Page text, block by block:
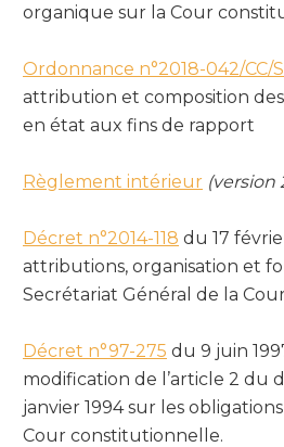
organique sur la Cour
Ordonnance n°2018-042/CC/
attribution et composition
en état aux fins de rapport
Règlement intérieur (version
Décret n°2014-118 du 17
attributions, organisation et
Secrétariat Général de la
Décret n°97-275 du 9 juin
modification de l’article 2 du
janvier 1994 sur les
Cour constitutionnelle.